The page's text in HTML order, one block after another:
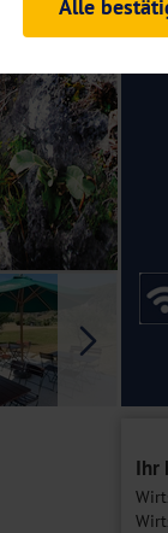
Ihr
und Analysen.
Auftritts ermitteln
es zu einer Drittlands
Daten finden Sie in
Alle